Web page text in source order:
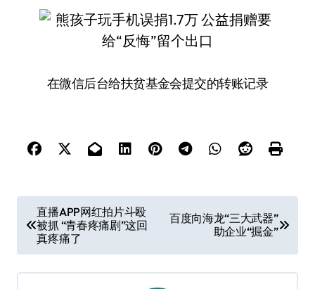
在微信后台给扶贫基金会提交的转账记录
章
导
航
直播APP网红拍片斗殴
被抓 “青春疼痛剧”这回
真疼痛了
百度向海龙“三大武器”
助企业“掘金”